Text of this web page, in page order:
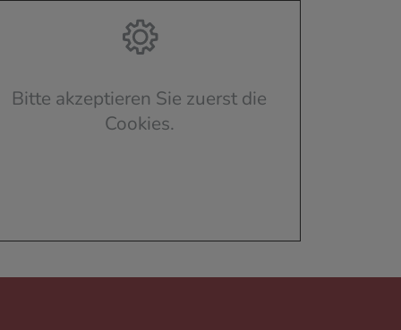
Bitte akzeptieren Sie zuerst die
Cookies.